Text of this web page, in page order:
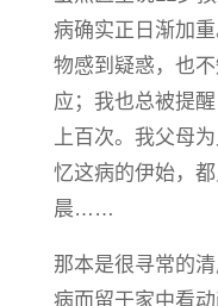
病确实正日渐加
物感到疑惑，也
应；我也总被提
上百次。我父母
忆这病的伊始，
晨……
那本是很寻常的
病而留于家中看